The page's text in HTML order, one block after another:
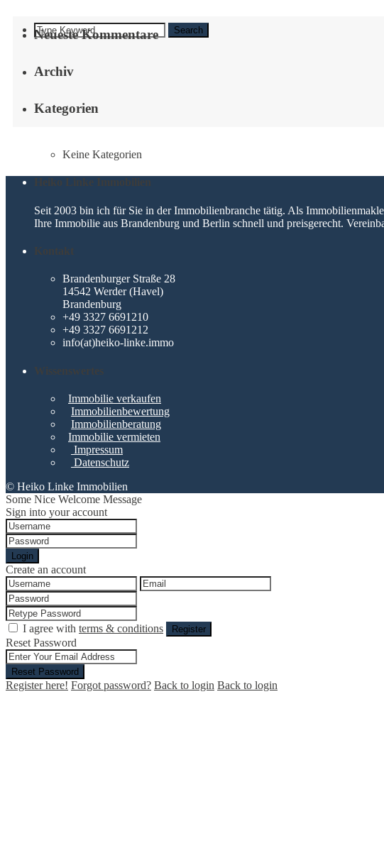
Search
Neueste Kommentare
Archiv
Kategorien
Keine Kategorien
Heiko Linke Immobilien
Seit 2003 bin ich für Sie in der Immobilienbranche tätig. Als
Ihre Immobilie aus Brandenburg und Berlin schnell und preisgerecht.
Kontakt
Brandenburger Straße 28
14542 Werder (Havel)
Brandenburg
+49 3327 6691210
+49 3327 6691212
info(at)heiko-linke.immo
Wissenswertes
Immobilie verkaufen
Immobilienbewertung
Immobilienberatung
Immobilie vermieten
Impressum
Datenschutz
© Heiko Linke Immobilien
Some Nice Welcome Message
Sign into your account
Login
Create an account
I agree with terms & conditions Register
Reset Password
Reset Password
Register here! Forgot password? Back to login Back to login